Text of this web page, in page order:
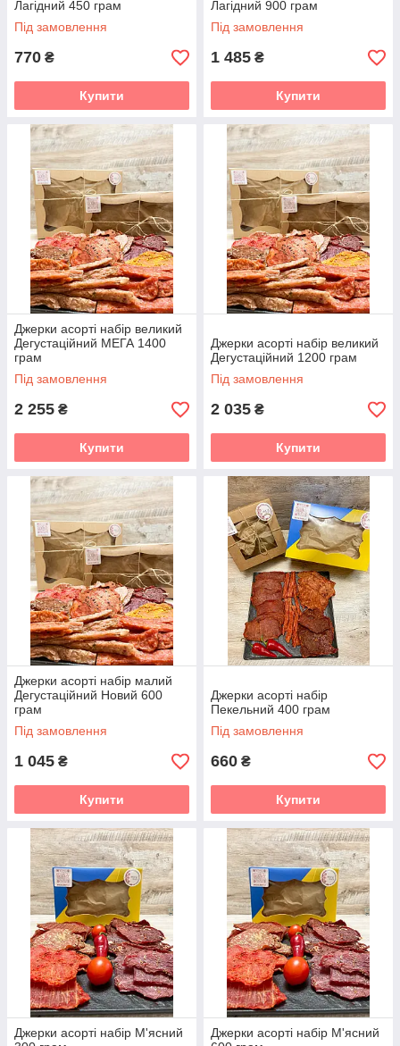
Лагідний 450 грам
Під замовлення
770 ₴
Купити
Лагідний 900 грам
Під замовлення
1 485 ₴
Купити
Джерки асорті набір великий
Дегустаційний МЕГА 1400
грам
Під замовлення
2 255 ₴
Купити
Джерки асорті набір великий
Дегустаційний 1200 грам
Під замовлення
2 035 ₴
Купити
Джерки асорті набір малий
Дегустаційний Новий 600
грам
Під замовлення
1 045 ₴
Купити
Джерки асорті набір
Пекельний 400 грам
Під замовлення
660 ₴
Купити
Джерки асорті набір М'ясний
Джерки асорті набір М'ясний